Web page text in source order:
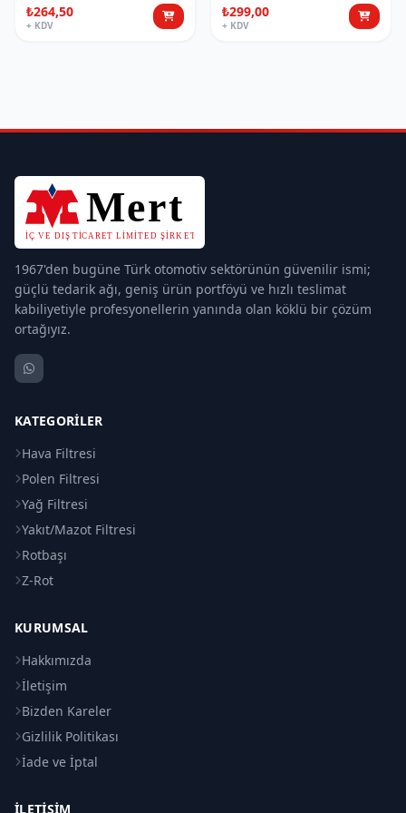
₺264,50
+ KDV
₺299,00
+ KDV
1967'den bugüne Türk otomotiv sektörünün güvenilir ismi;
güçlü tedarik ağı, geniş ürün portföyü ve hızlı teslimat
kabiliyetiyle profesyonellerin yanında olan köklü bir çözüm
ortağıyız.
KATEGORILER
Hava Filtresi
Polen Filtresi
Yağ Filtresi
Yakıt/Mazot Filtresi
Rotbaşı
Z-Rot
KURUMSAL
Hakkımızda
İletişim
Bizden Kareler
Gizlilik Politikası
İade ve İptal
İLETIŞIM